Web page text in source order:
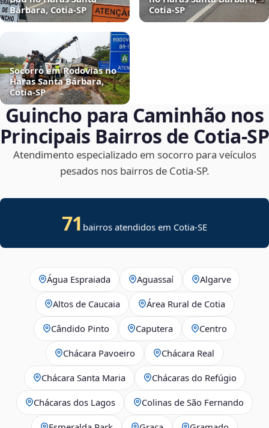
Bárbara, Cotia‑SP
Cotia‑SP
Socorro em Rodovias no
Haras Santa Bárbara,
Cotia‑SP
Guincho para Caminhão nos
Principais Bairros de Cotia‑SP
Atendimento especializado em socorro para veículos
pesados nos bairros de Cotia‑SP.
71 bairros atendidos em Cotia-SE
Água Espraiada Aguassaí Algarve
Altos de Caucaia Área Rural de Cotia
Cândido Pinto Caputera Centro
Chácara Pavoeiro Chácara Real
Chácara Santa Maria Chácaras do Refúgio
Chácaras dos Lagos Colinas de São Fernando